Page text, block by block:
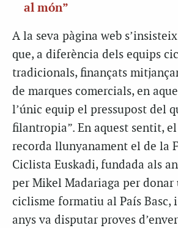
al món”
A la seva pàgina web
que, a diferència dels equips
tradicionals, finançats
de marques comercials, en
l’únic equip el pressupost del
filantropia”. En aquest sentit,
recorda llunyanament el de la
Ciclista Euskadi, fundada als
per Mikel Madariaga per donar
ciclisme formatiu al País Basc,
anys va disputar proves